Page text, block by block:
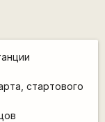
стартового